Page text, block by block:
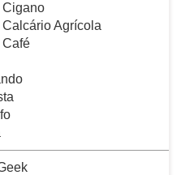
Cigano
Agrícola
Café